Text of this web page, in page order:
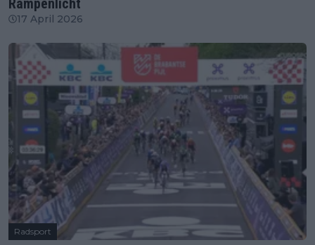
17 April 2026
Radsport